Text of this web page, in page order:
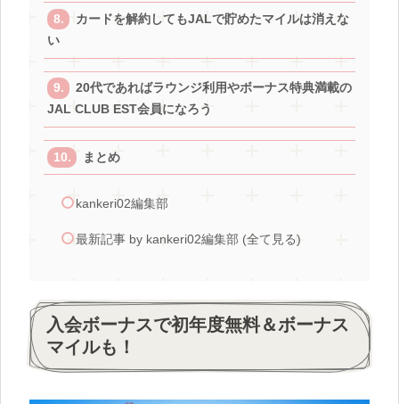
カードを解約してもJALで貯めたマイルは消えな
い
20代であればラウンジ利用やボーナス特典満載の
JAL CLUB EST会員になろう
まとめ
kankeri02編集部
最新記事 by kankeri02編集部 (全て見る)
入会ボーナスで初年度無料＆ボーナス
マイルも！